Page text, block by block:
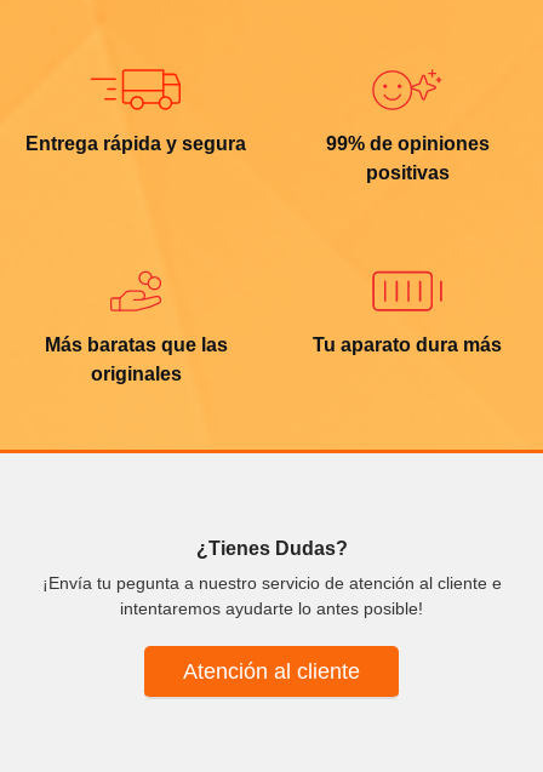
Entrega rápida y segura
99% de opiniones
positivas
Más baratas que las
originales
Tu aparato dura más
¿Tienes Dudas?
¡Envía tu pegunta a nuestro servicio de atención al cliente e
intentaremos ayudarte lo antes posible!
Atención al cliente